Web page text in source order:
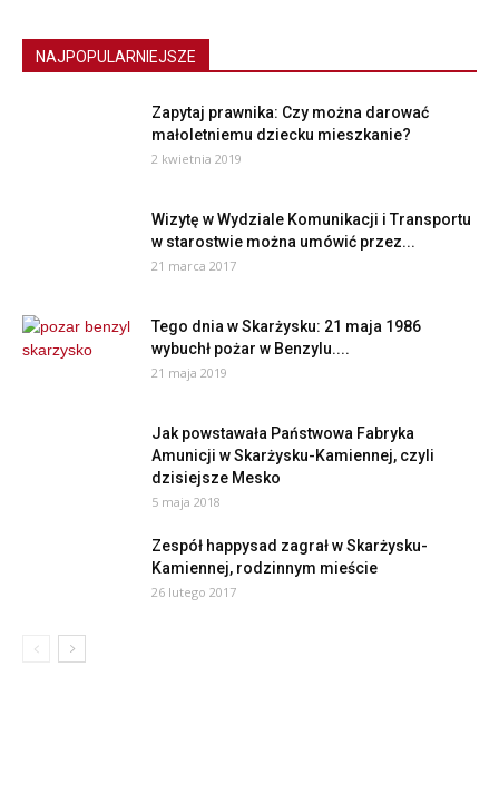
NAJPOPULARNIEJSZE
Zapytaj prawnika: Czy można darować
małoletniemu dziecku mieszkanie?
2 kwietnia 2019
Wizytę w Wydziale Komunikacji i Transportu
w starostwie można umówić przez...
21 marca 2017
Tego dnia w Skarżysku: 21 maja 1986
wybuchł pożar w Benzylu....
21 maja 2019
Jak powstawała Państwowa Fabryka
Amunicji w Skarżysku-Kamiennej, czyli
dzisiejsze Mesko
5 maja 2018
Zespół happysad zagrał w Skarżysku-
Kamiennej, rodzinnym mieście
26 lutego 2017